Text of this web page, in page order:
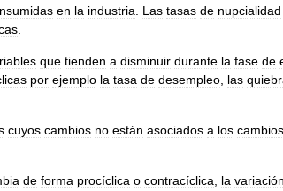
en la industria Las tasas de nupcialidad
que tienden a disminuir durante la fase de
por ejemplo la tasa de desempleo las
cuyos cambios no están asociados a los cambios
de forma procíclica o contracíclica la variación